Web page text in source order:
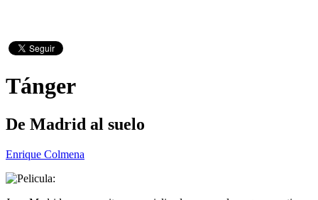
Tánger
De Madrid al suelo
Enrique Colmena